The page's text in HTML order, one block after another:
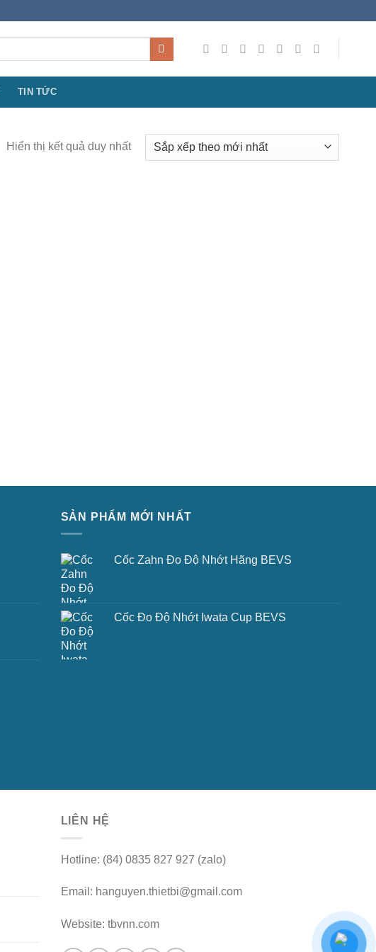
TIN TỨC
Hiển thị kết quả duy nhất
SẢN PHẨM MỚI NHẤT
Cốc Zahn Đo Độ Nhớt Hãng BEVS
Cốc Đo Độ Nhớt Iwata Cup BEVS
LIÊN HỆ
Hotline: (84) 0835 827 927 (zalo)
Email: hanguyen.thietbi@gmail.com
Website: tbvnn.com